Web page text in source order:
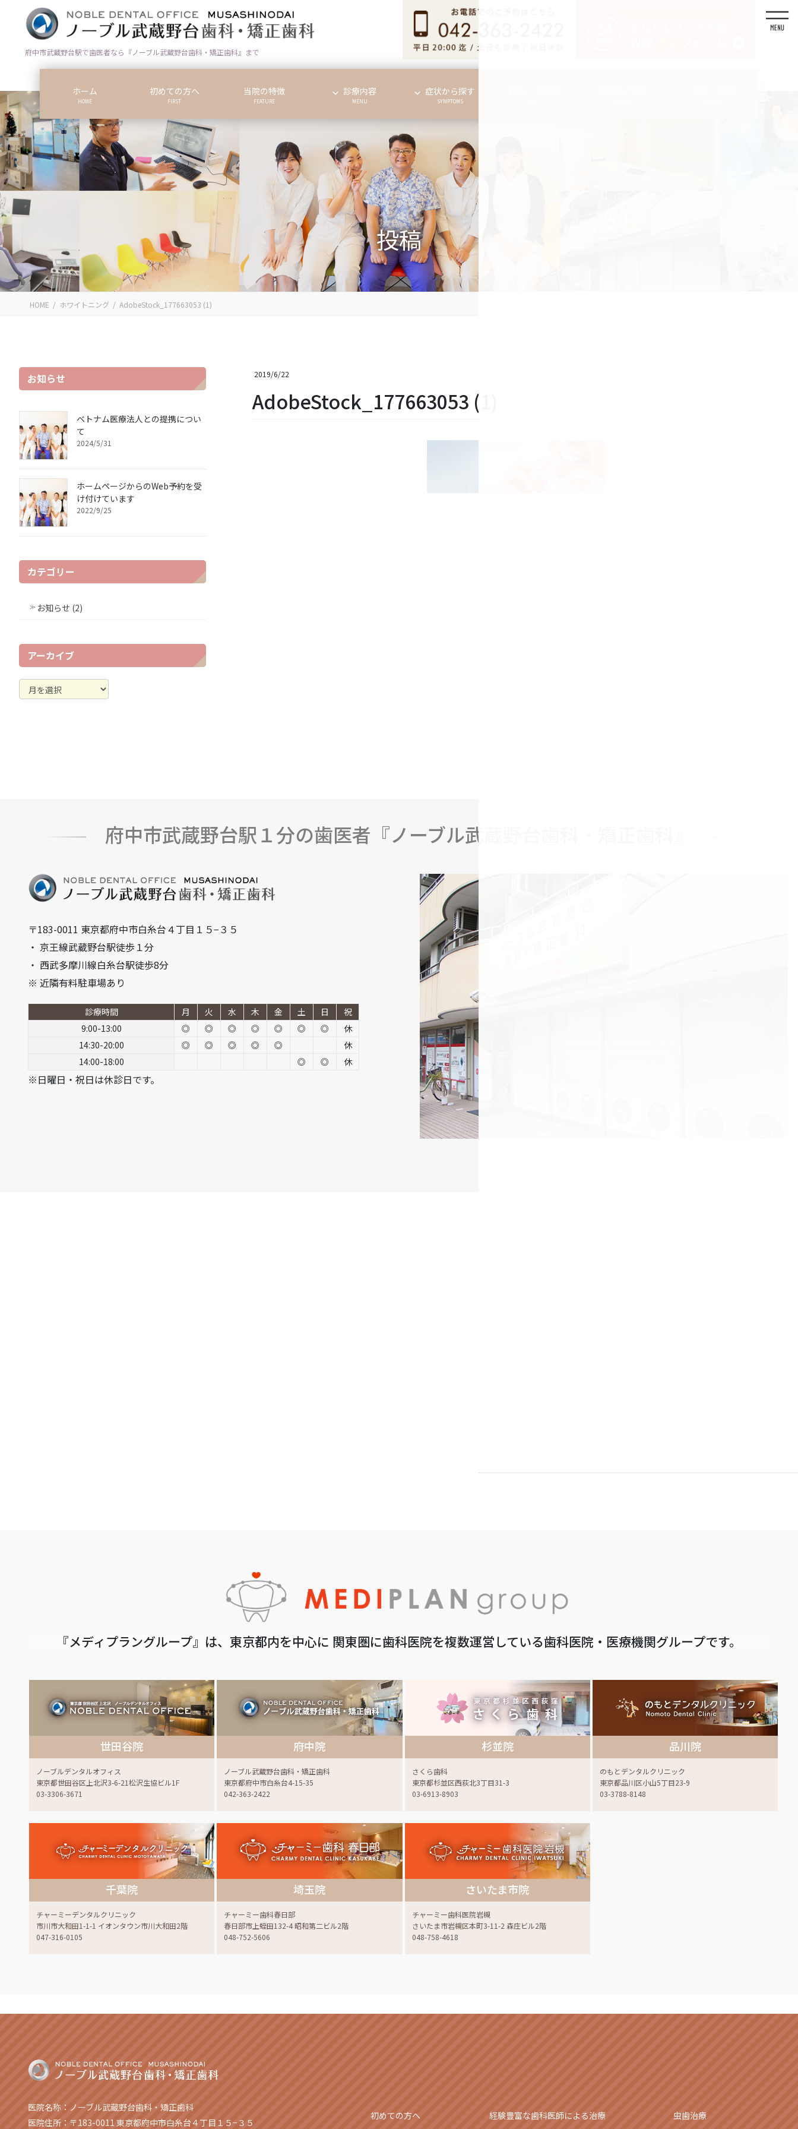
移
動
ン
に
移
動
府中市武蔵野台駅で歯医者なら『ノーブル武蔵野台歯科・矯正歯科』まで
ホーム
HOME
初めての方へ
FIRST
当院の特徴
FEATURE
診療内容
MENU
症状から探す
SYMPTOMS
投稿
HOME ホワイトニング AdobeStock_177663053 (1)
2019/6/22
AdobeStock_177663053 (1)
お知らせ
ベトナム医療法人との提携につい
て
2024/5/31
ホームページからのWeb予約を受
け付けています
2022/9/25
カテゴリー
お知らせ (2)
アーカイブ
ア
ー
府中市武蔵野台駅１分の歯医者『ノーブル武蔵野台歯科・矯正歯科』
〒183-0011 東京都府中市白糸台４丁目１５−３５
・ 京王線武蔵野台駅徒歩１分
・ 西武多摩川線白糸台駅徒歩8分
※ 近隣有料駐車場あり
診療時間 月 火 水 木 金 土 日
祝
9:00-13:00
◎ ◎ ◎ ◎ ◎ ◎ ◎
休
14:30-20:00
◎ ◎ ◎ ◎ ◎
休
14:00-18:00
◎ ◎ 休
※日曜日・祝日は休診日です。
『メディプラングループ』は、東京都内を中心に 関東圏に歯科医院を複数運営している歯科医院・医療機関グループです。
世田谷院
ノーブルデンタルオフィス
東京都世田谷区上北沢3-6-21松沢生協ビル1F
03-3306-3671
府中院
ノーブル武蔵野台歯科・矯正歯科
東京都府中市白糸台4-15-35
042-363-2422
杉並院
さくら歯科
東京都杉並区西荻北3丁目31-3
03-6913-8903
品川院
のもとデンタルクリニック
東京都品川区小山5丁目23-9
03-3788-8148
千葉院
チャーミーデンタルクリニック
市川市大和田1-1-1 イオンタウン市川大和田2階
047-316-0105
埼玉院
チャーミー歯科春日部
春日部市上蛭田132-4 昭和第二ビル2階
048-752-5606
さいたま市院
チャーミー歯科医院岩槻
さいたま市岩槻区本町3-11-2 森庄ビル2階
048-758-4618
医院名称：ノーブル武蔵野台歯科・矯正歯科
医院住所：〒183-0011 東京都府中市白糸台４丁目１５−３５
初めての方へ 経験豊富な歯科医師による治療 虫歯治療